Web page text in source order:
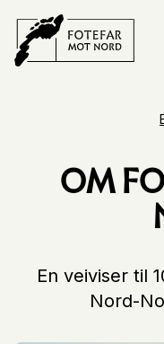
OM
En veiviser til
Nord-